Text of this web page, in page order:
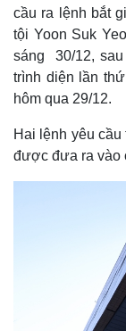
cầu ra lệnh bắt
tội Yoon Suk
sáng 30/12,
trình diện lần
hôm qua 29/12.
Hai lệnh yêu
được đưa ra vào